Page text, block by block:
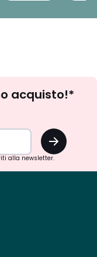
acquisto!*
OK
alla newsletter.